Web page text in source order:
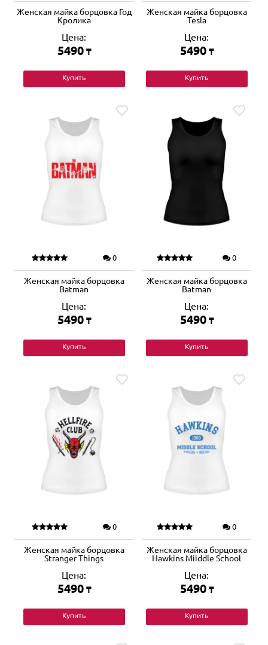
Женская майка борцовка Год
Кролика
Цена:
5490 ₸
Купить
Женская майка борцовка
Tesla
Цена:
5490 ₸
Купить
0
Женская майка борцовка
Batman
Цена:
5490 ₸
Купить
0
Женская майка борцовка
Batman
Цена:
5490 ₸
Купить
0
Женская майка борцовка
Stranger Things
Цена:
5490 ₸
Купить
0
Женская майка борцовка
Hawkins Miiddle School
Цена:
5490 ₸
Купить